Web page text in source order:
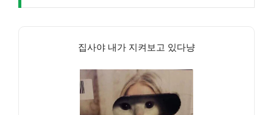
집사야 내가 지켜보고 있다냥